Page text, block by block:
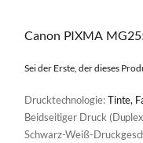
Canon PIXMA
Sei der Erste, der dieses
Drucktechnologie:Tinte,
Beidseitiger Druck
Schwarz-Weiß-